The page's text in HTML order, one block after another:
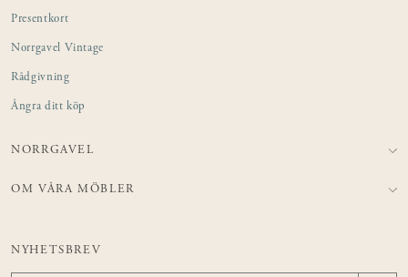
Presentkort
Norrgavel Vintage
Rådgivning
Ångra ditt köp
NORRGAVEL
OM VÅRA MÖBLER
NYHETSBREV